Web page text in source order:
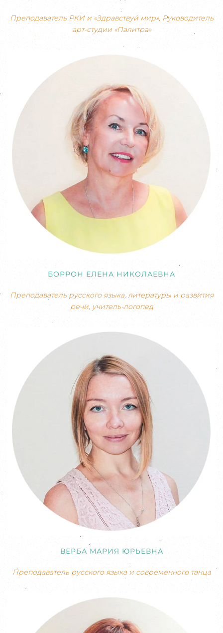
Преподаватель РКИ и «Здравствуй мир», Руководитель
арт-студии «Палитра»
БОРРОН ЕЛЕНА НИКОЛАЕВНА
Преподаватель русского языка, литературы и развития
речи, учитель-логопед
ВЕРБА МАРИЯ ЮРЬЕВНА
Преподаватель русского языка и современного танца